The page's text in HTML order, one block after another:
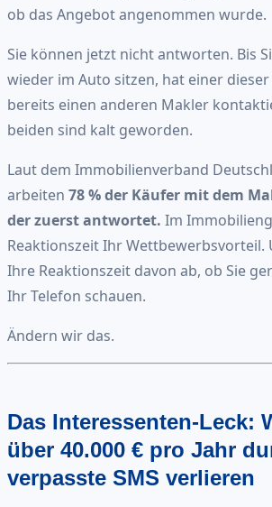
ob das Angebot angenommen wurde.
Sie können jetzt nicht antworten. Bis
wieder im Auto sitzen, hat einer
bereits einen anderen Makler
beiden sind kalt geworden.
Laut dem Immobilienverband
arbeiten 78 % der Käufer mit dem
der zuerst antwortet. Im
Reaktionszeit Ihr Wettbewerbsvorteil.
Ihre Reaktionszeit davon ab, ob Sie
Ihr Telefon schauen.
Ändern wir das.
Das Interessenten-Leck:
über 40.000 € pro Jahr
verpasste SMS verlieren